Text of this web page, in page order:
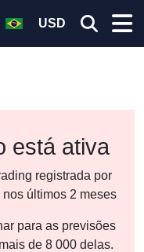
USD
está ativa
registrada por
últimos 2 meses
para as previsões
de 8 000 delas.